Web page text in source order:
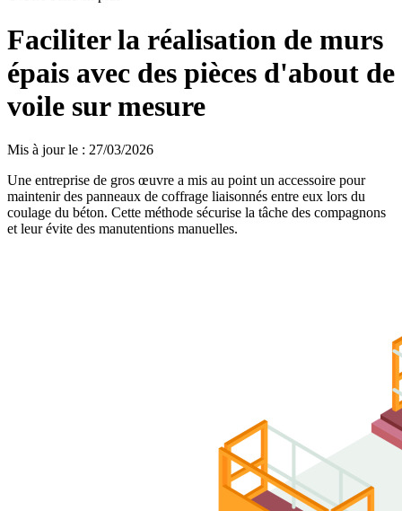
Faciliter la réalisation de murs
épais avec des pièces d'about de
voile sur mesure
Mis à jour le : 27/03/2026
Une entreprise de gros œuvre a mis au point un accessoire pour
maintenir des panneaux de coffrage liaisonnés entre eux lors du
coulage du béton. Cette méthode sécurise la tâche des compagnons
et leur évite des manutentions manuelles.